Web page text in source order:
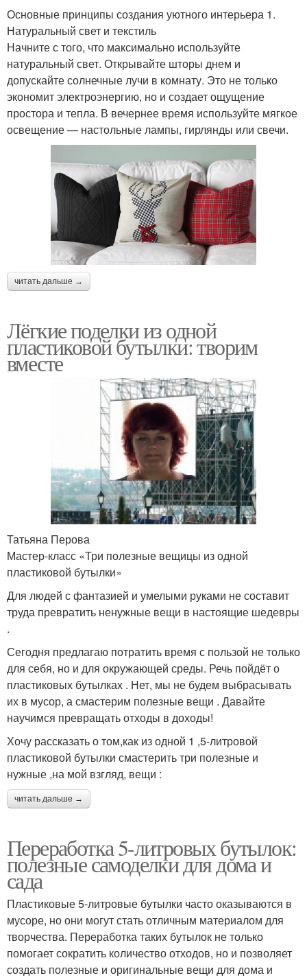
Основные принципы создания уютного интерьера 1.
Натуральный свет и текстиль
Начните с того, что максимально используйте
натуральный свет. Открывайте шторы днем и
допускайте солнечные лучи в комнату. Это не только
экономит электроэнергию, но и создает ощущение
простора и тепла. В вечернее время используйте мягкое
освещение — настольные лампы, гирлянды или свечи.
читать дальше →
Лёгкие поделки из одной
пластиковой бутылки: творим
вместе
Татьяна Перова
Мастер-класс «Три полезные вещицы из одной
пластиковой бутылки»
Для людей с фантазией и умелыми руками не составит
труда превратить ненужные вещи в настоящие шедевры
.
Сегодня предлагаю потратить время с пользой не только
для себя, но и для окружающей среды. Речь пойдёт о
пластиковых бутылках . Нет, мы не будем выбрасывать
их в мусор, а смастерим полезные вещи . Давайте
научимся превращать отходы в доходы!
Хочу рассказать о том,как из одной 1 ,5-литровой
пластиковой бутылки смастерить три полезные и
нужные ,на мой взгляд, вещи :
читать дальше →
Переработка 5-литровых бутылок:
полезные самоделки для дома и
сада
Пластиковые 5-литровые бутылки часто оказываются в
мусоре, но они могут стать отличным материалом для
творчества. Переработка таких бутылок не только
помогает сократить количество отходов, но и позволяет
создать полезные и оригинальные вещи для дома и